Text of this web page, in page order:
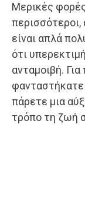
Μερικές
περισσότεροι,
είναι απλά
ότι
ανταμοιβή.
φανταστήκατε
πάρετε μια
τρόπο τη ζωή